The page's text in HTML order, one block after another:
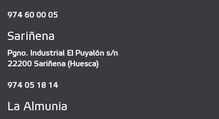
974 60 00 05
Sariñena
Pgno. Industrial El Puyalón s/n
22200 Sariñena (Huesca)
974 05 18 14
La Almunia